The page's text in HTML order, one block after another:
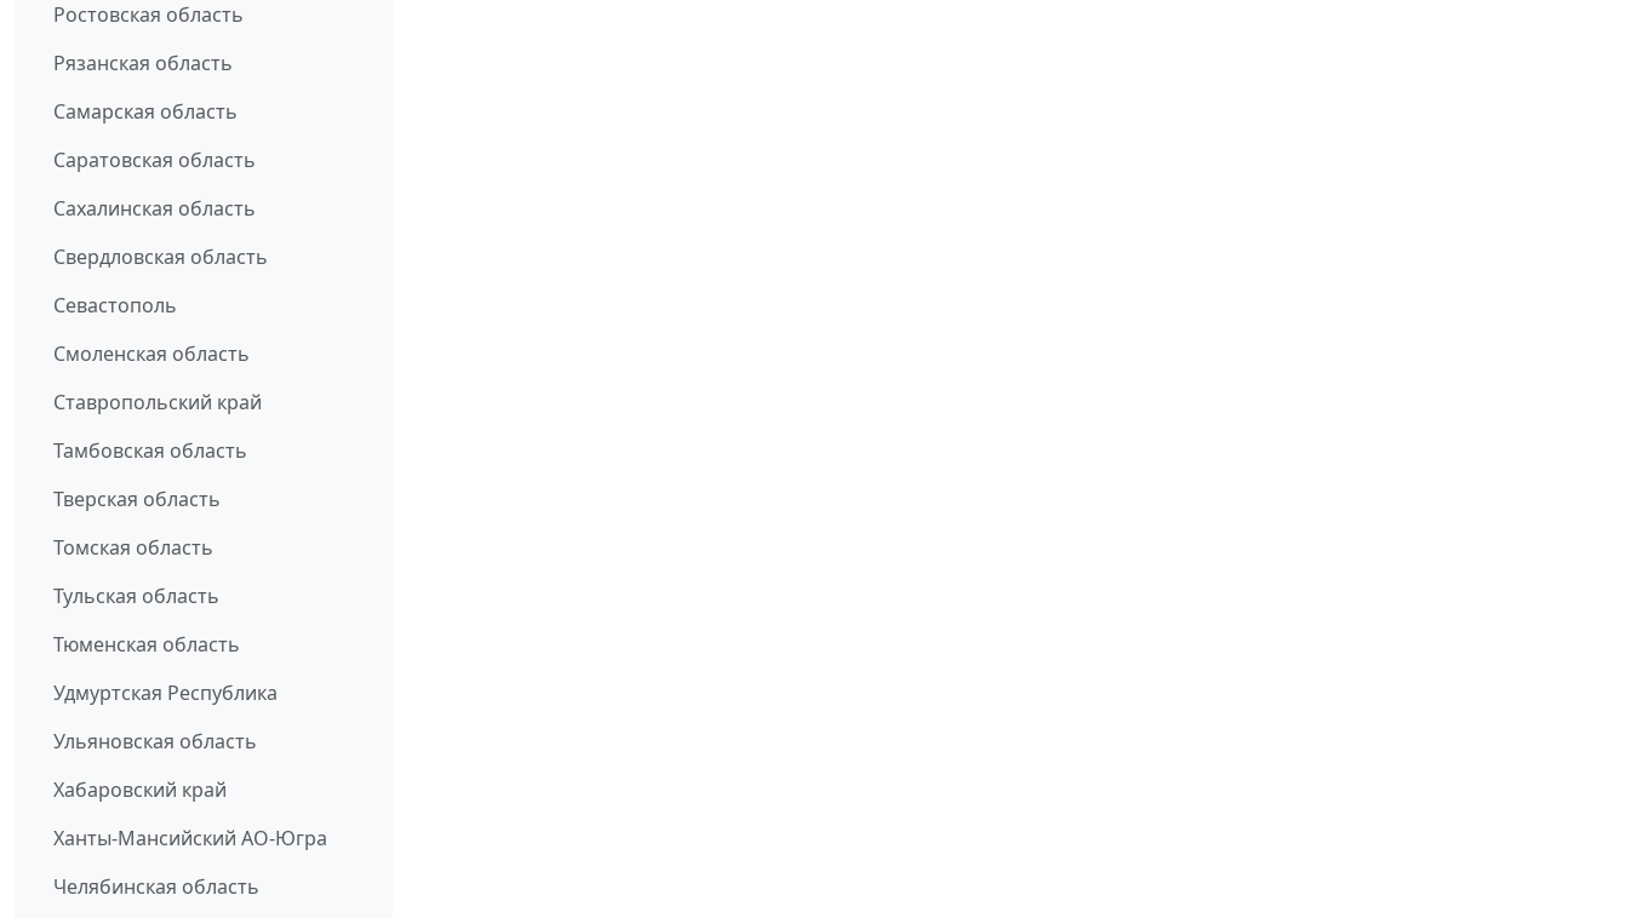
Ростовская область
Рязанская область
Самарская область
Саратовская область
Сахалинская область
Свердловская область
Севастополь
Смоленская область
Ставропольский край
Тамбовская область
Тверская область
Томская область
Тульская область
Тюменская область
Удмуртская Республика
Ульяновская область
Хабаровский край
Ханты-Мансийский АО-Югра
Челябинская область